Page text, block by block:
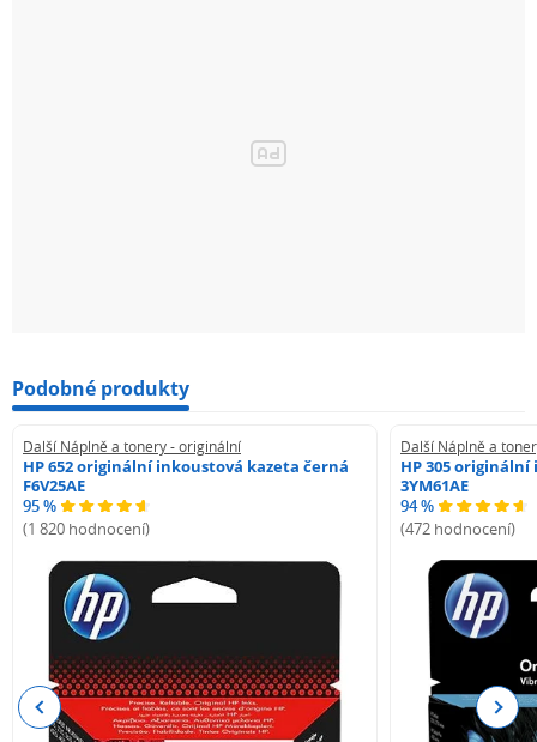
Podobné produkty
Další Náplně a tonery - originální
HP 652 originální inkoustová kazeta černá
F6V25AE
95 %
(1 820 hodnocení)
Další Náplně a
HP 305
3YM61AE
94 %
(472 hodnocení)
Previous Next